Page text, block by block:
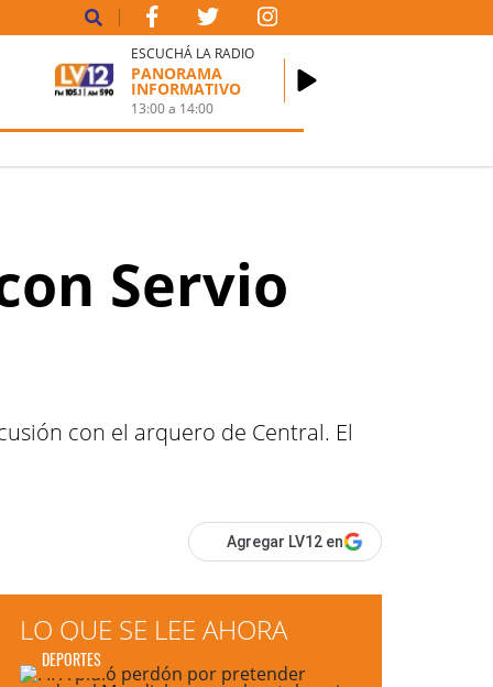
ESCUCHÁ LA RADIO
PANORAMA
INFORMATIVO
13:00a 14:00
Servio
con el arquero de Central. El
Agregar LV12 en
LO QUE SE LEE AHORA
DEPORTES